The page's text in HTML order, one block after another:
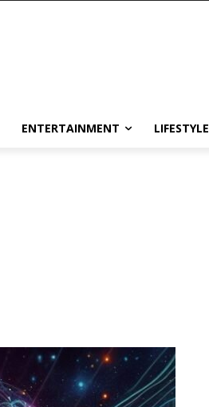
ENTERTAINMENT LIFESTYLE